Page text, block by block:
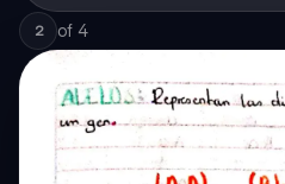
2 of 4